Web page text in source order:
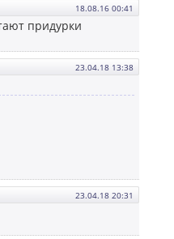
18.08.16 00:41
придурки
23.04.18 13:38
23.04.18 20:31